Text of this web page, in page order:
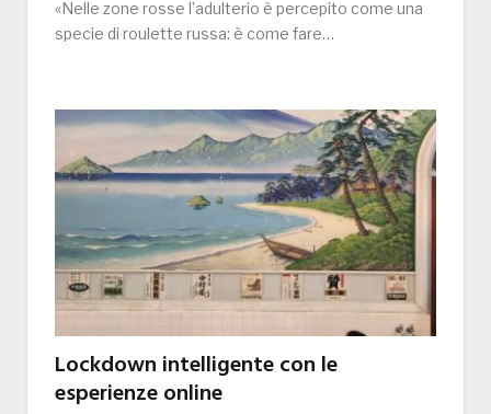
«Nelle zone rosse l’adulterio è percepito come una
specie di roulette russa: è come fare…
Lockdown intelligente con le
esperienze online